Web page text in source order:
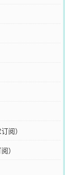
阅）
）